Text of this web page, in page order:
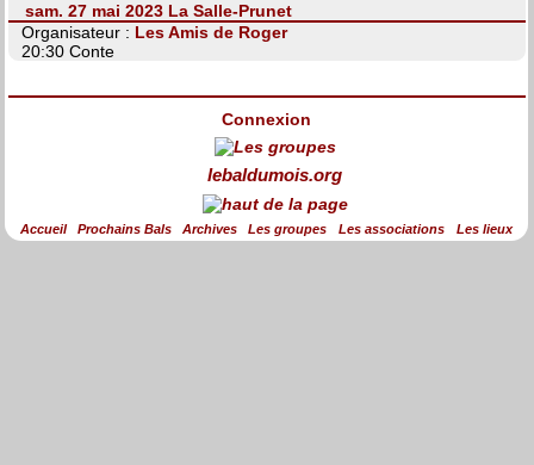
sam. 27 mai 2023 La Salle-Prunet
Organisateur : Les Amis de Roger
20:30 Conte
Connexion
lebaldumois.org
Accueil Prochains Bals Archives Les groupes Les associations Les lieux